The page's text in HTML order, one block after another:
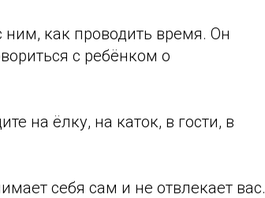
ним, как проводить время. Он
с ребёнком о
на ёлку, на каток, в гости, в
себя сам и не отвлекает вас.